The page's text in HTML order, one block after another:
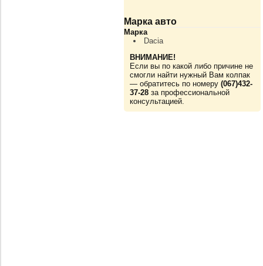
Марка авто
Марка
Dacia
ВНИМАНИЕ!
Если вы по какой либо причине не
смогли найти нужный Вам колпак
— обратитесь по номеру (067)432-
37-28 за профессиональной
консультацией.